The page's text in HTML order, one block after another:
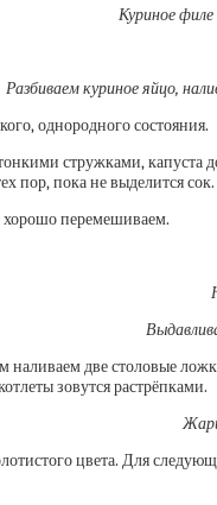
Куриное
Разбиваем куриное яйцо,
однородного состояния.
стружками, капуста
пор, пока не выделится
хорошо перемешиваем.
две столовые
зовутся растрёпками.
цвета. Для